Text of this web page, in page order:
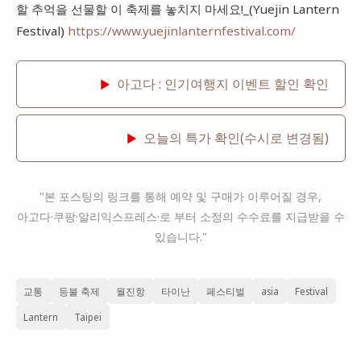
할 추억을 선물할 이 축제를 놓치지 마세요!_(Yuejin Lantern
Festival) https://www.yuejinlanternfestival.com/
▶ 아고다 : 인기여행지 이벤트 할인 확인
▶ 오늘의 특가 확인(수시로 변경됨)
"본 포스팅의 링크를 통해 예약 및 구매가 이루어질 경우,
아고다·쿠팡·알리익스프레스·로 부터 소정의 수수료를 지급받을 수
있습니다."
교통 등불 축제 월진항 타이난 페스티벌 asia Festival
Lantern Taipei